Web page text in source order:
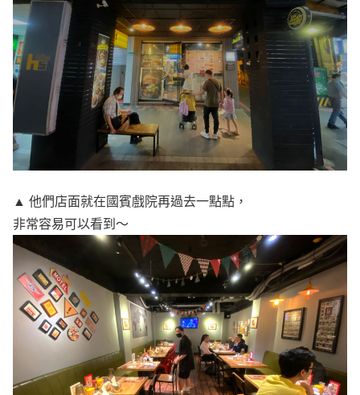
▲ 他們店面就在國賓戲院再過去一點點，
非常容易可以看到～